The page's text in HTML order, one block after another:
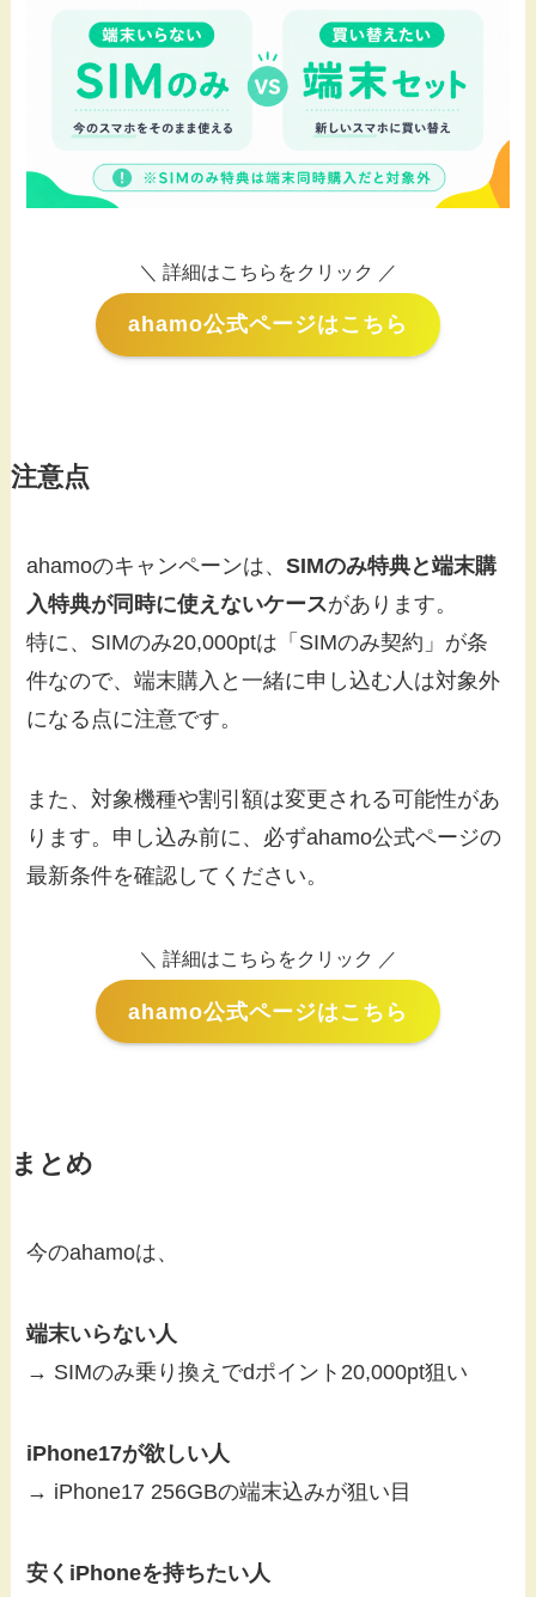
＼ 詳細はこちらをクリック ／
ahamo公式ページはこちら
注意点
ahamoのキャンペーンは、SIMのみ特典と端末購
入特典が同時に使えないケースがあります。
特に、SIMのみ20,000ptは「SIMのみ契約」が条
件なので、端末購入と一緒に申し込む人は対象外
になる点に注意です。
また、対象機種や割引額は変更される可能性があ
ります。申し込み前に、必ずahamo公式ページの
最新条件を確認してください。
＼ 詳細はこちらをクリック ／
ahamo公式ページはこちら
まとめ
今のahamoは、
端末いらない人
→ SIMのみ乗り換えでdポイント20,000pt狙い
iPhone17が欲しい人
→ iPhone17 256GBの端末込みが狙い目
安くiPhoneを持ちたい人